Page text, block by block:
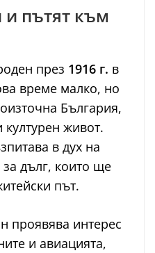
и пътят към
през 1916 г. в
време малко, но
България,
културен живот.
в дух на
дълг, които ще
път.
интерес
и авиацията,